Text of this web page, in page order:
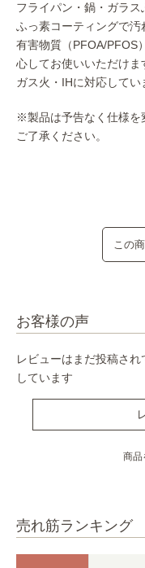
売れ筋ランキング
フライパン・鍋・ガラス
ふっ素コーティングで汚
有害物質（PFOA/PFOS
心してお使いいただけま
ガス火・IHに対応してい
※製品は予告なく仕様を
ご了承ください。
この
お客様の声
レビューはまだ投稿さ
しています
商品